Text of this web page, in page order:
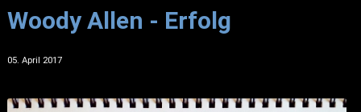
Woody Allen - Erfolg
05. April 2017